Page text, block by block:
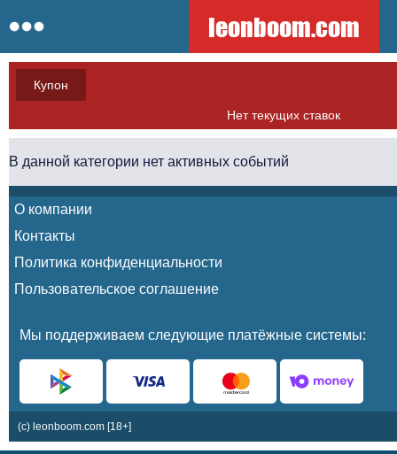
leonboom.com
Купон
Нет текущих ставок
В данной категории нет активных событий
О компании
Контакты
Политика конфиденциальности
Пользовательское соглашение
Мы поддерживаем следующие платёжные системы:
(c) leonboom.com [18+]